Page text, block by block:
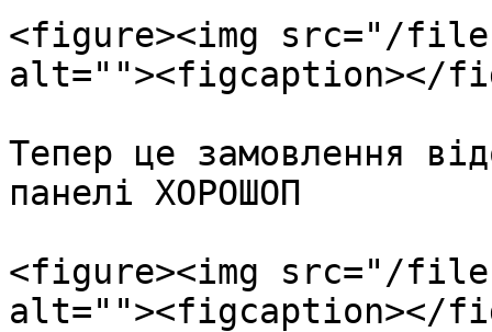
<figure><img src="/files/
alt=""><figcaption></
Тепер це замовлення
панелі ХОРОШОП
<figure><img src="/files/
alt=""><figcaption></